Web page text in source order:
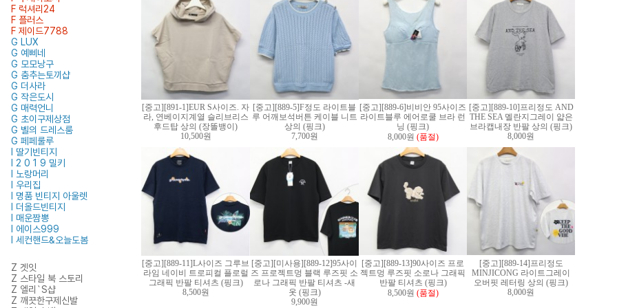
F 럭셔리24
F 플러스
F 제이드7788
G LUX
G 예삐네
G 모모낭구
G 춤추는토끼샵
G 더사라
G 작은도시
G 매력언니
G 초이구제상점
G 벨의 드레스룸
G 페페룰루
I 딸기빈티지
I 2 0 1 9 밀키
I 노랑머리
I 우리집
I 명품 빈티지 아울렛
I 더올드빈티지
I 매운짬뽕
I 에이스999
I 세컨핸드&오늘도봄
Z 겟잇
Z 스타일 북 스토리
Z 엘리`S샵
Z 깨끗한구제신발
[중고][891-1]EUR S사이즈. 자
라, 연베이지계열 슬리브리스
후드탑 상의 (장똘뱅이)
10,500원
[중고][889-5]F정도 라이트블
루 어깨보석버튼 케이블 니트
상의 (핑크)
7,700원
[중고][889-6]비비안 95사이즈
라이트블루 에어로쿨 브라 런
닝 (핑크)
8,000원 (품절)
[중고][889-10]프리정도 AND
THE SEA 멜란지그레이 얇은
브라캡내장 반팔 상의 (핑크)
8,000원
[중고][889-11]L사이즈 그루브
라임 네이비 트로피컬 플로럴
그래픽 반팔 티셔츠 (핑크)
8,500원
[중고][미사용][889-12]95사이
즈 프로젝트멍 블랙 루즈핏 소
로나 그래픽 반팔 티셔츠 -새
옷 (핑크)
9,900원
[중고][889-13]90사이즈 프로
젝트멍 루즈핏 소로나 그래픽
반팔 티셔츠 (핑크)
8,500원 (품절)
[중고][889-14]프리정도
MINJICONG 라이트그레이
오버핏 레터링 상의 (핑크)
8,000원